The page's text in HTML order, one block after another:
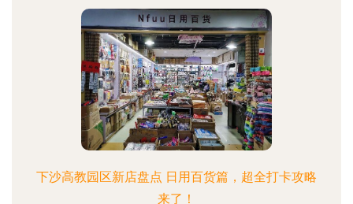
下沙高教园区新店盘点 日用百货篇，超全打卡攻略
来了！